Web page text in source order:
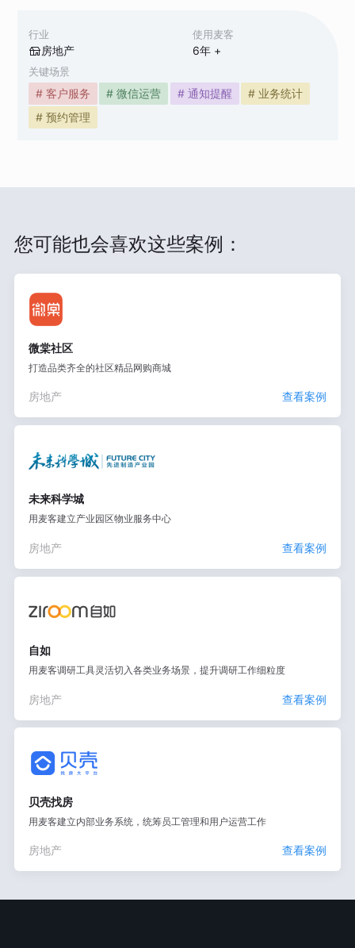
行业
房地产
使用麦客
6年 +
关键场景
# 客户服务 # 微信运营 # 通知提醒
# 业务统计
# 预约管理
您可能也会喜欢这些案例：
微棠社区
打造品类齐全的社区精品网购商城
房地产 查看案例
未来科学城
用麦客建立产业园区物业服务中心
房地产 查看案例
自如
用麦客调研工具灵活切入各类业务场景，提升调研工作细粒度
房地产 查看案例
贝壳找房
用麦客建立内部业务系统，统筹员工管理和用户运营工作
房地产 查看案例